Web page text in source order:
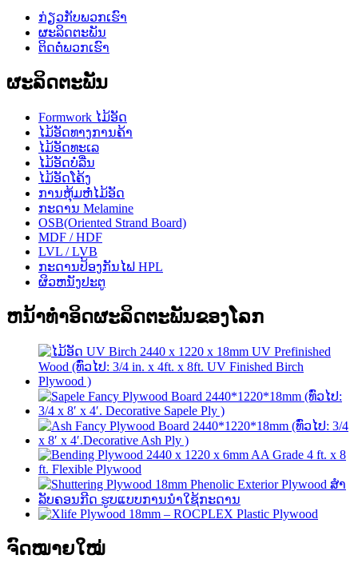
ກ່ຽວກັບພວກເຮົາ
ຜະລິດຕະພັນ
ຕິດຕໍ່ພວກເຮົາ
ຜະລິດຕະພັນ
Formwork ໄມ້ອັດ
ໄມ້ອັດທາງການຄ້າ
ໄມ້ອັດທະເລ
ໄມ້ອັດບໍ່ລື່ນ
ໄມ້ອັດໂຄ້ງ
ການຫຸ້ມຫໍ່ໄມ້ອັດ
ກະດານ Melamine
OSB(Oriented Strand Board)
MDF / HDF
LVL / LVB
ກະດານປ້ອງກັນໄຟ HPL
ຜິວຫນັງປະຕູ
ຫນ້າທໍາອິດຜະລິດຕະພັນຂອງໂລກ
ຈົດໝາຍໃໝ່